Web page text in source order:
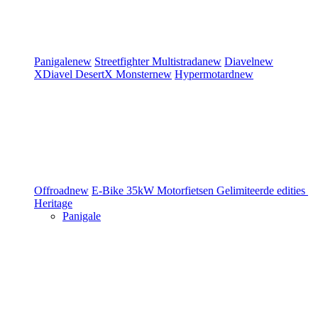
Panigalenew StreetfighterMultistradanew Diavelnew
XDiavel DesertX Monsternew Hypermotardnew
Offroadnew E-Bike 35kW Motorfietsen Gelimiteerde edities
Heritage
Panigale